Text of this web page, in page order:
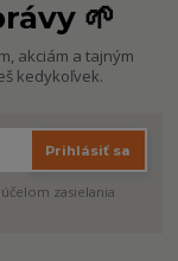
🌱
akciám a tajným
kedykoľvek.
Prihlásiť sa
účelom zasielania